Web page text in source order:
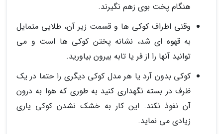
هنگام پخت بوی زهم نگیرند.
وقتی اطراف کوکی ها و قسمت زیر آن، طلایی متمایل
به قهوه ای شد، نشانه پختن کوکی ها است و می
توانید آنها را از فر یا تابه بیرون بیاورید.
کوکی بدون آرد یا هر مدل کوکی دیگری را حتما در یک
ظرف در بسته نگهداری کنید به طوری که هوا به درون
آن نفوذ نکند. این کار به خشک نشدن کوکی یاری
زیادی می نماید.